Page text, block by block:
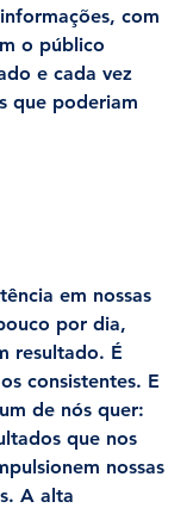
com
o público
e cada vez
que poderiam
em nossas
por dia,
resultado. É
consistentes. E
de nós quer:
que nos
nossas
A alta